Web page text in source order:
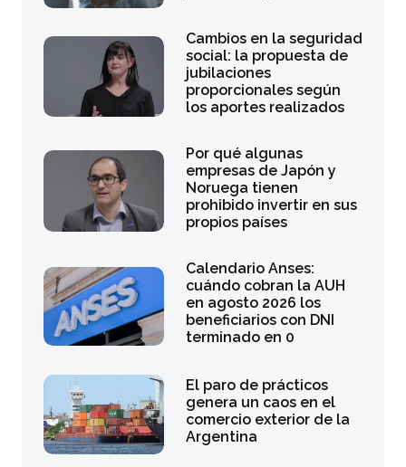
Cambios en la seguridad
social: la propuesta de
jubilaciones
proporcionales según
los aportes realizados
Por qué algunas
empresas de Japón y
Noruega tienen
prohibido invertir en sus
propios países
Calendario Anses:
cuándo cobran la AUH
en agosto 2026 los
beneficiarios con DNI
terminado en 0
El paro de prácticos
genera un caos en el
comercio exterior de la
Argentina